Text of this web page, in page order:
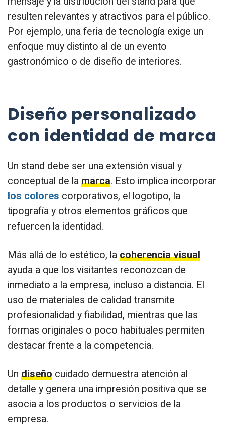
resulten relevantes y atractivos para el público.
Por ejemplo, una feria de tecnología exige un
enfoque muy distinto al de un evento
gastronómico o de diseño de interiores.
Diseño personalizado
con identidad de marca
Un stand debe ser una extensión visual y
conceptual de la marca. Esto implica incorporar
los colores corporativos, el logotipo, la
tipografía y otros elementos gráficos que
refuercen la identidad.
Más allá de lo estético, la coherencia visual
ayuda a que los visitantes reconozcan de
inmediato a la empresa, incluso a distancia. El
uso de materiales de calidad transmite
profesionalidad y fiabilidad, mientras que las
formas originales o poco habituales permiten
destacar frente a la competencia.
Un diseño cuidado demuestra atención al
detalle y genera una impresión positiva que se
asocia a los productos o servicios de la
empresa.